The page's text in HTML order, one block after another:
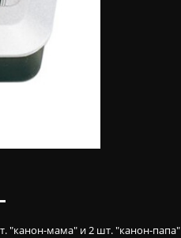
"канон-мама" и 2 шт. "канон-папа"